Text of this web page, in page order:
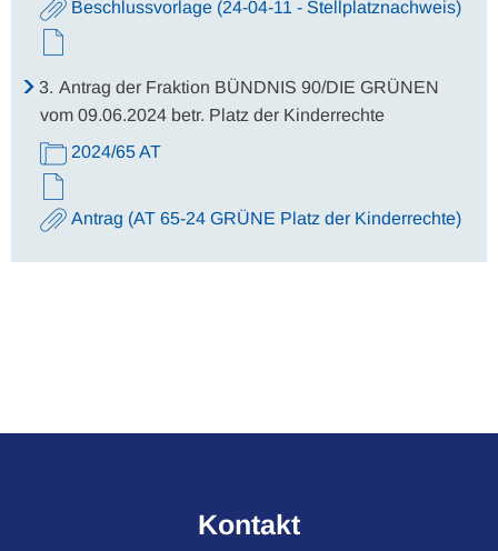
Beschlussvorlage (24-04-11 - Stellplatznachweis)
3. Antrag der Fraktion BÜNDNIS 90/DIE GRÜNEN
vom 09.06.2024 betr. Platz der Kinderrechte
2024/65 AT
Antrag (AT 65-24 GRÜNE Platz der Kinderrechte)
Kontakt